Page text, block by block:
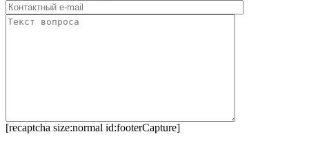
[recaptcha size:normal id:footerCapture]